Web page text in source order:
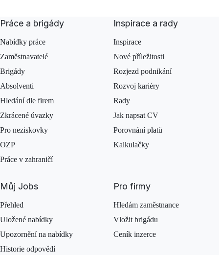
Práce a brigády
Nabídky práce
Zaměstnavatelé
Brigády
Absolventi
Hledání dle firem
Zkrácené úvazky
Pro neziskovky
OZP
Práce v zahraničí
Inspirace a rady
Inspirace
Nové příležitosti
Rozjezd podnikání
Rozvoj kariéry
Rady
Jak napsat CV
Porovnání platů
Kalkulačky
Můj Jobs
Přehled
Uložené nabídky
Upozornění na nabídky
Historie odpovědí
Pro firmy
Hledám zaměstnance
Vložit brigádu
Ceník inzerce